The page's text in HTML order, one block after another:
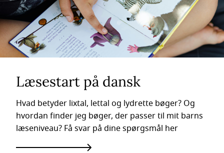
Læsestart på dansk
Hvad betyder lixtal, lettal og lydrette bøger? Og
hvordan finder jeg bøger, der passer til mit barns
læseniveau? Få svar på dine spørgsmål her